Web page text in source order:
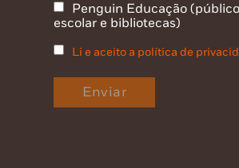
Penguin Educação (público
escolar e bibliotecas)
Li e aceito a política de